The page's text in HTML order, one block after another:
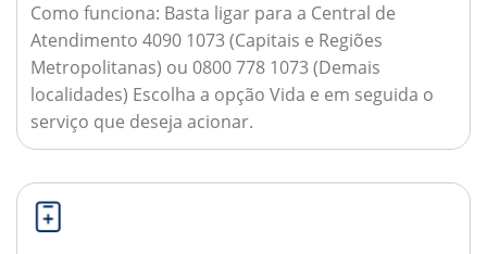
Como funciona: Basta ligar para a Central de
Atendimento 4090 1073 (Capitais e Regiões
Metropolitanas) ou 0800 778 1073 (Demais
localidades) Escolha a opção Vida e em seguida o
serviço que deseja acionar.